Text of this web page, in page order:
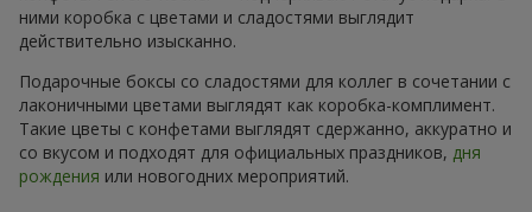
ними коробка с цветами и сладостями выглядит
действительно изысканно.
Подарочные боксы со сладостями для коллег в сочетании с
лаконичными цветами выглядят как коробка-комплимент.
Такие цветы с конфетами выглядят сдержанно, аккуратно и
со вкусом и подходят для официальных праздников, дня
рождения или новогодних мероприятий.